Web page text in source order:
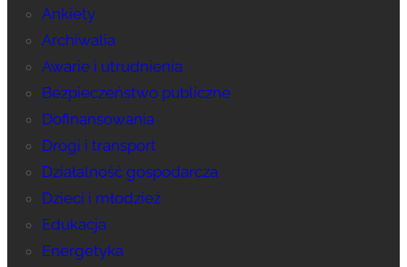
Ankiety
Archiwalia
Awarie i utrudnienia
Bezpieczeństwo publiczne
Dofinansowania
Drogi i transport
Działalność gospodarcza
Dzieci i młodzież
Edukacja
Energetyka